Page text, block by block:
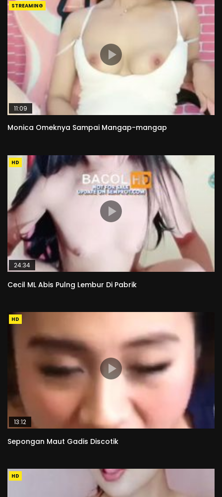
STREAMING
11:09
Monica Omeknya Sampai Mangap-mangap
HD
24:34
Cecil ML Abis Pulng Lembur Di Pabrik
HD
13:12
Sepongan Maut Gadis Discotik
HD